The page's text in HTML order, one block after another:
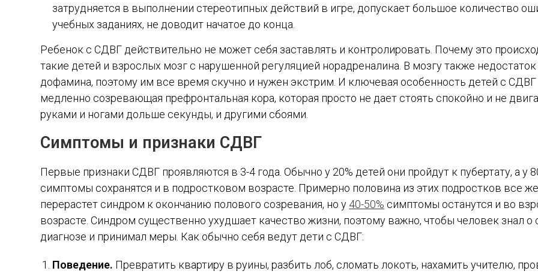
затрудняется в выполнении стереотипных действий в игре, допускает большое количество
учебных заданиях, не доводит начатое до конца.
Ребенок с СДВГ действительно не может себя заставлять и контролировать. Почему это
такие детей и взрослых мозг с нарушенной регуляцией норадреналина. В мозгу также недостаток
дофамина, поэтому им все время скучно и нужен экстрим. И ключевая особенность детей с СДВГ
медленно созревающая префронтальная кора, которая просто не дает стоять спокойно и не
руками и ногами дольше секунды, и другими сбоями.
Симптомы и признаки СДВГ
Первые признаки СДВГ проявляются в 3-4 года. Обычно у 20% детей они пройдут к пубертату, а у
симптомы сохранятся и в подростковом возрасте. Примерно половина из этих подростков все
перерастет синдром к окончанию полового созревания, но у 40-50% симптомы останутся и во
возрасте. Синдром существенно ухудшает качество жизни, поэтому важно, чтобы человек знал о
диагнозе и принимал меры. Как обычно себя ведут дети с СДВГ:
Поведение. Превратить квартиру в руины, разбить лоб, сломать локоть, нахамить учителю,